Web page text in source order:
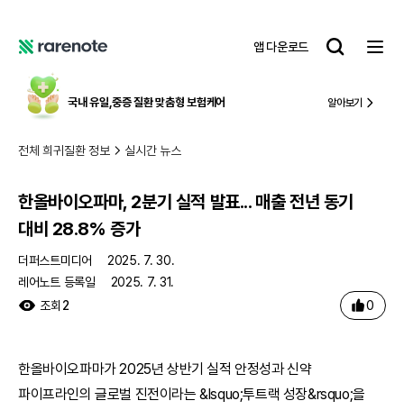
어
노
트
앱 다운로드
레
노
트
국내 유일,중증 질환 맞춤형 보험케어 알아보기
전체 희귀질환 정보 실시간 뉴스
한올바이오파마, 2분기 실적 발표... 매출 전년 동기
대비 28.8% 증가
더퍼스트미디어
2025. 7. 30.
레어노트 등록일
2025. 7. 31.
조회 2 0
한올바이오파마가 2025년 상반기 실적 안정성과 신약
파이프라인의 글로벌 진전이라는 &lsquo;투트랙 성장&rsquo;을